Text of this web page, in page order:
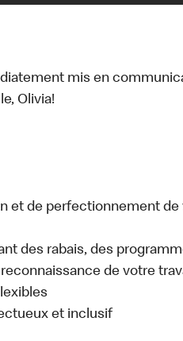
mis en
Olivia!
et de perfectionnement de
des rabais, des
de votre
et inclusif